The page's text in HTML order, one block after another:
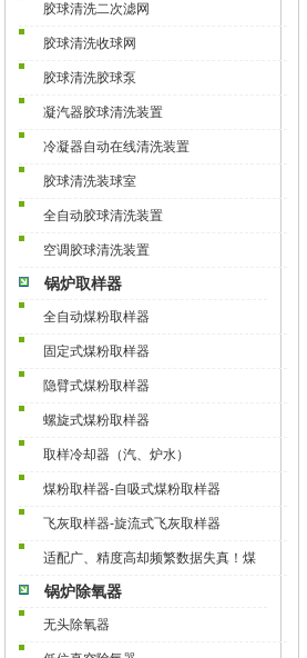
胶球清洗二次滤网
胶球清洗收球网
胶球清洗胶球泵
凝汽器胶球清洗装置
冷凝器自动在线清洗装置
胶球清洗装球室
全自动胶球清洗装置
空调胶球清洗装置
锅炉取样器
全自动煤粉取样器
固定式煤粉取样器
隐臂式煤粉取样器
螺旋式煤粉取样器
取样冷却器（汽、炉水）
煤粉取样器-自吸式煤粉取样器
飞灰取样器-旋流式飞灰取样器
适配广、精度高却频繁数据失真！煤
锅炉除氧器
无头除氧器